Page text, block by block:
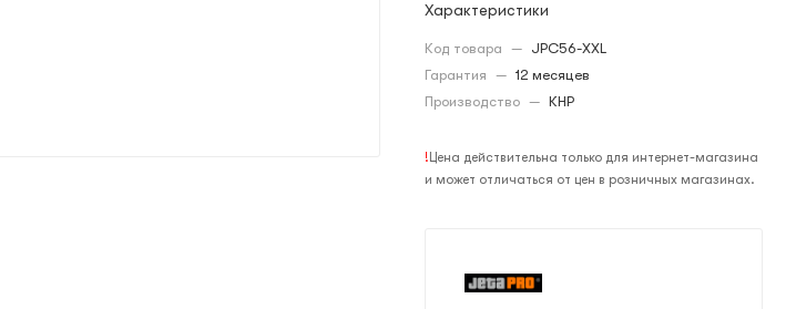
Характеристики
Код товара — JPC56-XXL
Гарантия — 12 месяцев
Производство — КНР
! Цена действительна только для интернет-магазина
и может отличаться от цен в розничных магазинах.